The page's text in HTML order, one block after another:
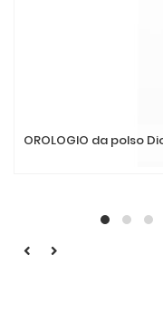
OROLOGIO da polso